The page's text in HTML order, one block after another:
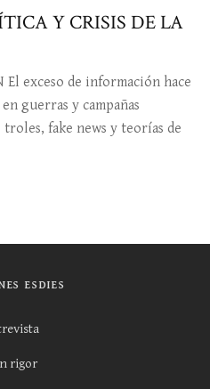
Y CRISIS DE LA
El exceso de información hace
guerras y campañas
fake news y teorías de
ESDIES
rigor